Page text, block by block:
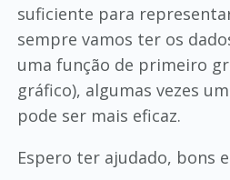
suficiente para
sempre vamos ter os
uma função de primeiro
gráfico), algumas vezes
pode ser mais eficaz.
Espero ter ajudado, bons